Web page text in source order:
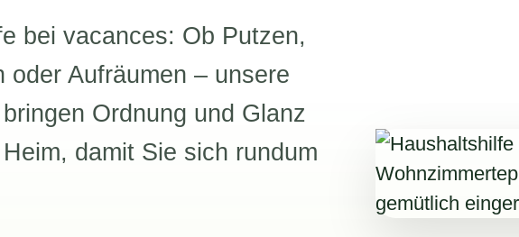
bei vacances: Ob Putzen,
oder Aufräumen – unsere
Ordnung und Glanz
damit Sie sich rundum